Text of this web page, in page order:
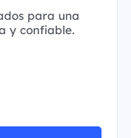
para una
y confiable.